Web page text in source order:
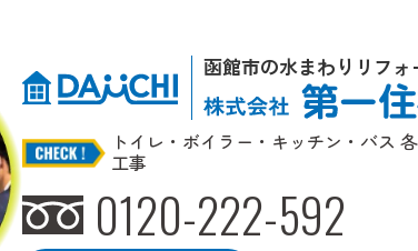
函館市の水まわりリフォ
トイレ・ボイラー・キッチン・バス
工事
0120-222-592